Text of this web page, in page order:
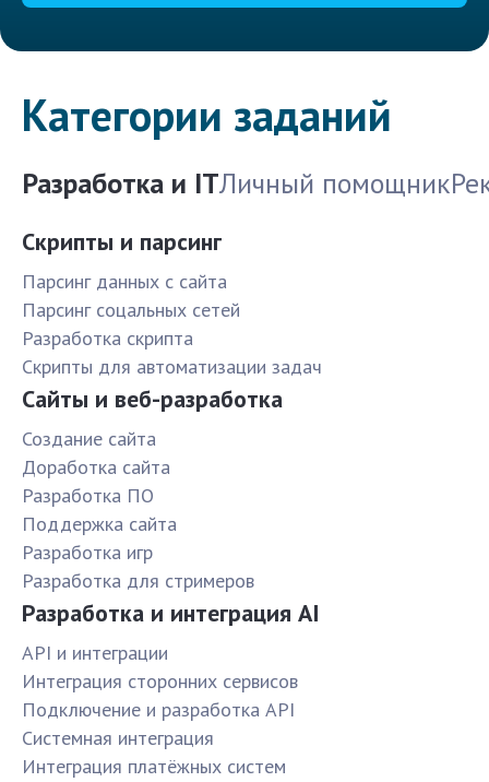
Категории заданий
Разработка и ITЛичный помощник
Скрипты и парсинг
Парсинг данных с сайта
Парсинг соцальных сетей
Разработка скрипта
Скрипты для автоматизации задач
Сайты и веб-разработка
Создание сайта
Доработка сайта
Разработка ПО
Поддержка сайта
Разработка игр
Разработка для стримеров
Разработка и интеграция AI
API и интеграции
Интеграция сторонних сервисов
Подключение и разработка API
Системная интеграция
Интеграция платёжных систем